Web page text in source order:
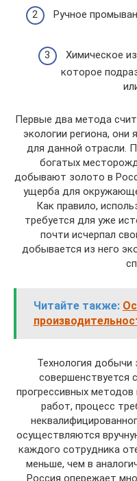
Ручное
Химическое
которое
Первые два метода
экологии региона,
для данной отрасли.
богатых
добывают золото в
ущерба для
Как правило,
требуется для уже
почти исчерпал
добывается из него
Читайте также:
Технология добычи
совершенствуется
прогрессивных
работ, процесс
осуществляются
каждого сотрудника
меньше, чем в
Россия опережает